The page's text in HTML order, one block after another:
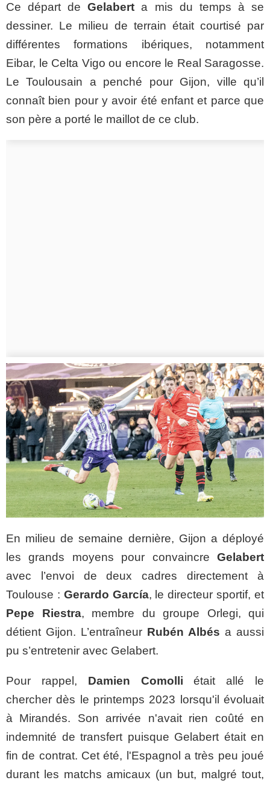
Ce départ deGelabert a mis du temps à se
dessiner. Le milieu de terrain était courtisé par
différentes formations ibériques, notamment
Eibar, le Celta Vigo ou encore le Real Saragosse.
Le Toulousain a penché pour Gijon, ville qu’il
connaît bien pour y avoir été enfant et parce que
son père a porté le maillot de ce club.
En milieu de semaine dernière, Gijon a déployé
les grands moyens pour convaincre Gelabert
avec l’envoi de deux cadres directement à
Toulouse : Gerardo García, le directeur sportif, et
Pepe Riestra, membre du groupe Orlegi, qui
détient Gijon. L’entraîneur Rubén Albés a aussi
pu s’entretenir avec Gelabert.
Pour rappel, Damien Comolli était allé le
chercher dès le printemps 2023 lorsqu'il évoluait
à Mirandés. Son arrivée n'avait rien coûté en
indemnité de transfert puisque Gelabert était en
fin de contrat. Cet été, l'Espagnol a très peu joué
durant les matchs amicaux (un but, malgré tout,